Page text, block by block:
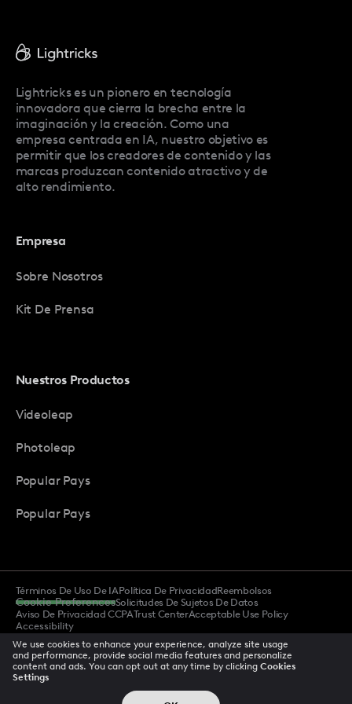
Facetune Reviews
Lightricks es un pionero en tecnología
innovadora que cierra la brecha entre la
imaginación y la creación. Como una
empresa centrada en IA, nuestro objetivo es
permitir que los creadores de contenido y las
marcas produzcan contenido atractivo y de
alto rendimiento.
Empresa
Sobre Nosotros
Kit De Prensa
Nuestros Productos
Videoleap
Photoleap
Popular Pays
Popular Pays
Términos De Uso De IAPolítica De PrivacidadReembolsos
Cookie PreferencesSolicitudes De Sujetos De Datos
Aviso De Privacidad CCPATrust CenterAcceptable Use Policy
Accessibility
© 2025 Todos los derechos reservados
We use cookies to enhance your experience, analyze site usage
and performance, provide social media features and personalize
content and ads. You can opt out at any time by clicking Cookies
Settings